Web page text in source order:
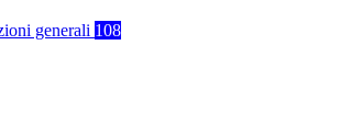
generali 108